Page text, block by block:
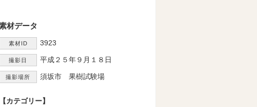
材データ
素材ID 3923
撮影日 平成２５年９月１８日
撮影場所 須坂市 果樹試験場
【カテゴリー】